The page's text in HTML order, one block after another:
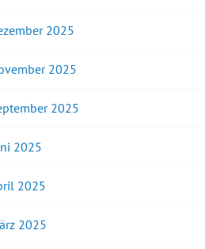
2025
2025
2025
2025
2025
2025